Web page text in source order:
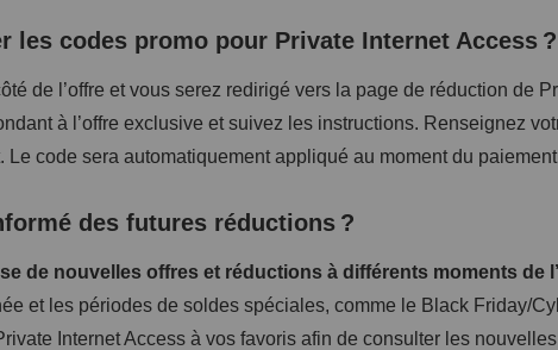
les codes promo pour Private Internet Access ?
de l’offre et vous serez redirigé vers la page de réduction de
à l’offre exclusive et suivez les instructions. Renseignez
Le code sera automatiquement appliqué au moment du
des futures réductions ?
de nouvelles offres et réductions à différents moments de
et les périodes de soldes spéciales, comme le Black Friday/
Internet Access à vos favoris afin de consulter les